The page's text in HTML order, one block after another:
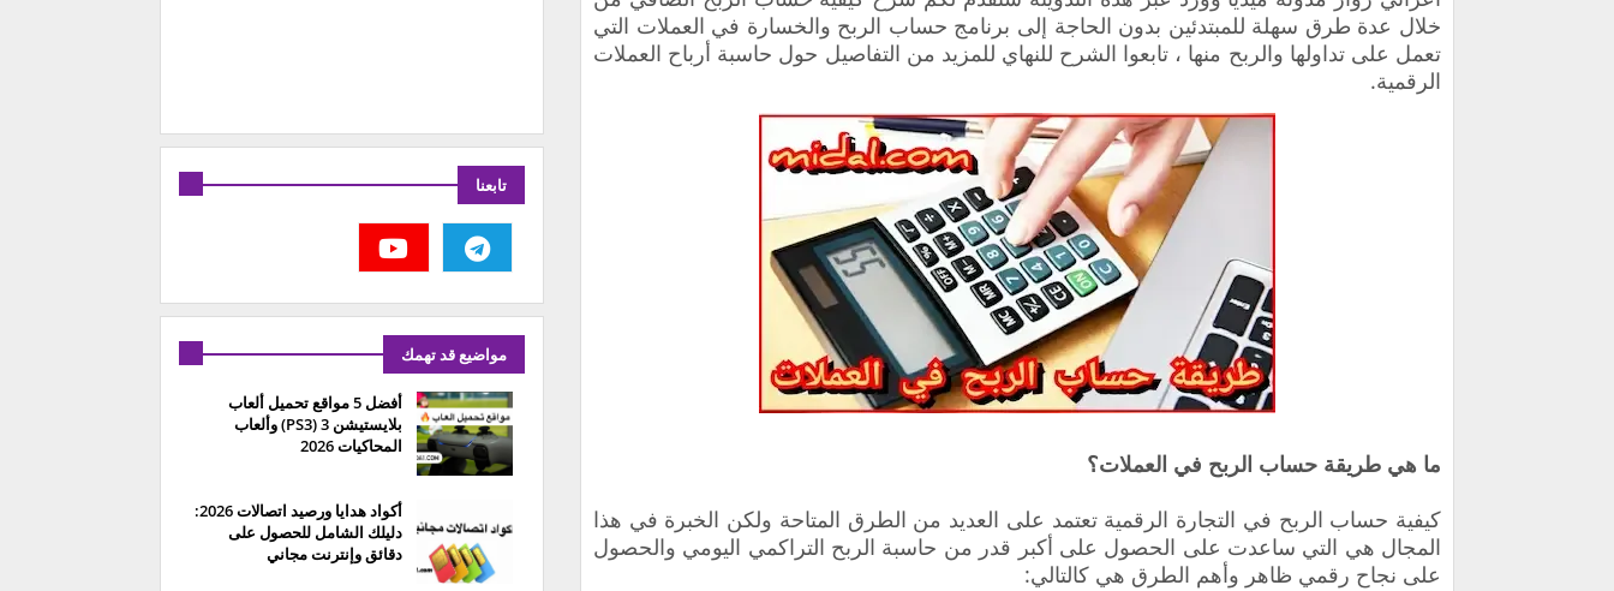
خلال عدة طرق سهلة للمبتدئين بدون الحاجة إلى برنامج حساب الربح والخسارة في العملات التي
تعمل على تداولها والربح منها ، تابعوا الشرح للنهاي للمزيد من التفاصيل حول حاسبة أرباح العملات
الرقمية.
ما هي طريقة حساب الربح في العملات؟
كيفية حساب الربح في التجارة الرقمية تعتمد على العديد من الطرق المتاحة ولكن الخبرة في هذا
المجال هي التي ساعدت على الحصول على أكبر قدر من حاسبة الربح التراكمي اليومي والحصول
على نجاح رقمي ظاهر وأهم الطرق هي كالتالي:
تابعنا
مواضيع قد تهمك
أفضل 5 مواقع تحميل ألعاب
بلايستيشن 3 (PS3) وألعاب
المحاكيات 2026
أكواد هدايا ورصيد اتصالات 2026:
دليلك الشامل للحصول على
دقائق وإنترنت مجاني